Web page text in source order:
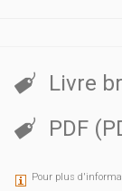
Livre
PDF
Pour plus